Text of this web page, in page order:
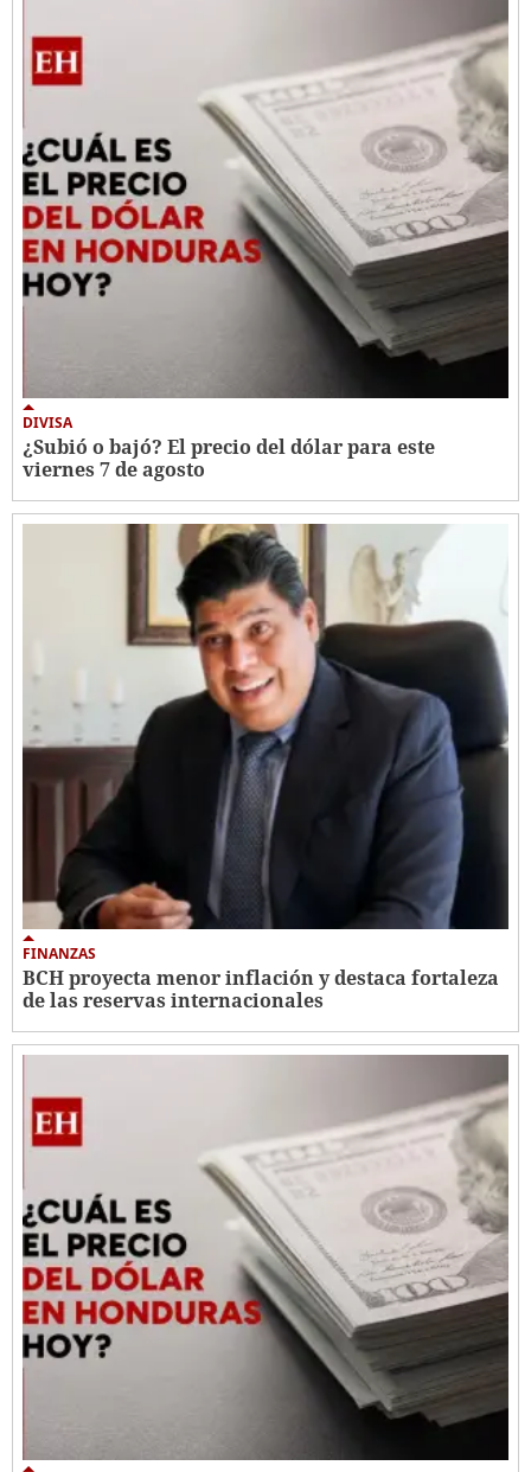
DIVISA
¿Subió o bajó? El precio del dólar para este
viernes 7 de agosto
FINANZAS
BCH proyecta menor inflación y destaca fortaleza
de las reservas internacionales